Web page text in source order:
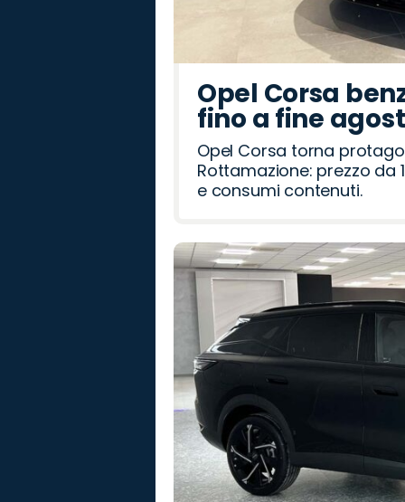
Opel Corsa
fino a fine
Opel Corsa torna
Rottamazione: prezzo da
e consumi contenuti.